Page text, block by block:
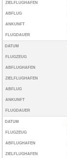
ZIELFLUGHAFEN
ABFLUG
ANKUNFT
FLUGDAUER
DATUM
FLUGZEUG
ABFLUGHAFEN
ZIELFLUGHAFEN
ABFLUG
ANKUNFT
FLUGDAUER
DATUM
FLUGZEUG
ABFLUGHAFEN
ZIELFLUGHAFEN